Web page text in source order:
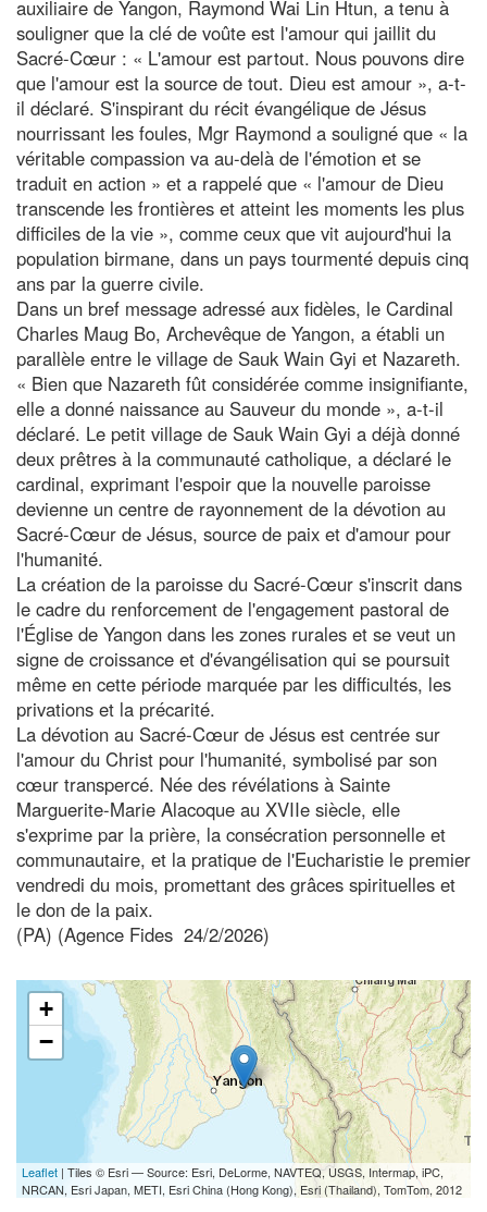
auxiliaire de Yangon, Raymond Wai Lin Htun, a tenu à
souligner que la clé de voûte est l'amour qui jaillit du
Sacré-Cœur : « L'amour est partout. Nous pouvons dire
que l'amour est la source de tout. Dieu est amour », a-t-
il déclaré. S'inspirant du récit évangélique de Jésus
nourrissant les foules, Mgr Raymond a souligné que « la
véritable compassion va au-delà de l'émotion et se
traduit en action » et a rappelé que « l'amour de Dieu
transcende les frontières et atteint les moments les plus
difficiles de la vie », comme ceux que vit aujourd'hui la
population birmane, dans un pays tourmenté depuis cinq
ans par la guerre civile.
Dans un bref message adressé aux fidèles, le Cardinal
Charles Maug Bo, Archevêque de Yangon, a établi un
parallèle entre le village de Sauk Wain Gyi et Nazareth.
« Bien que Nazareth fût considérée comme insignifiante,
elle a donné naissance au Sauveur du monde », a-t-il
déclaré. Le petit village de Sauk Wain Gyi a déjà donné
deux prêtres à la communauté catholique, a déclaré le
cardinal, exprimant l'espoir que la nouvelle paroisse
devienne un centre de rayonnement de la dévotion au
Sacré-Cœur de Jésus, source de paix et d'amour pour
l'humanité.
La création de la paroisse du Sacré-Cœur s'inscrit dans
le cadre du renforcement de l'engagement pastoral de
l'Église de Yangon dans les zones rurales et se veut un
signe de croissance et d'évangélisation qui se poursuit
même en cette période marquée par les difficultés, les
privations et la précarité.
La dévotion au Sacré-Cœur de Jésus est centrée sur
l'amour du Christ pour l'humanité, symbolisé par son
cœur transpercé. Née des révélations à Sainte
Marguerite-Marie Alacoque au XVIIe siècle, elle
s'exprime par la prière, la consécration personnelle et
communautaire, et la pratique de l'Eucharistie le premier
vendredi du mois, promettant des grâces spirituelles et
le don de la paix.
(PA) (Agence Fides 24/2/2026)
+
−
Leaflet | Tiles © Esri — Source: Esri, DeLorme, NAVTEQ, USGS, Intermap, iPC,
NRCAN, Esri Japan, METI, Esri China (Hong Kong), Esri (Thailand), TomTom, 2012